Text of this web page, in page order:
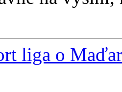
liga o